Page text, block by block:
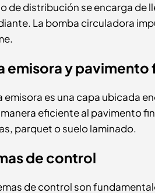
de distribución se encarga de
La bomba circuladora
emisora y pavimento
emisora es una capa ubicada
eficiente al pavimento
parquet o suelo laminado.
de control
de control son